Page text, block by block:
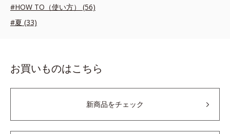
#HOW TO（使い方） (56)
#夏 (33)
お買いものはこちら
新商品をチェック